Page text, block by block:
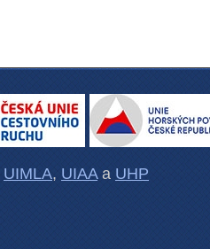
UIMLA, UIAAa UHP